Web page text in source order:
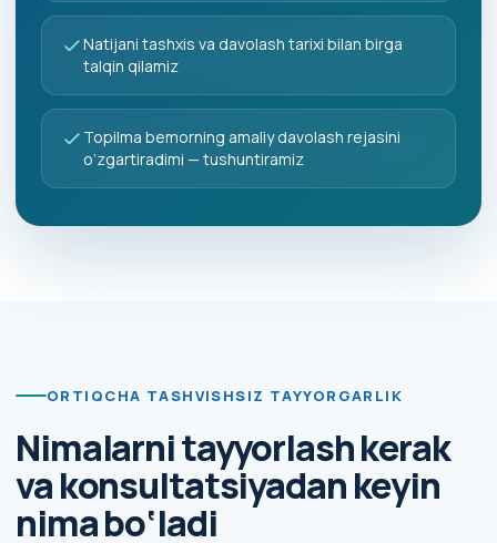
Natijani tashxis va davolash tarixi bilan birga
talqin qilamiz
Topilma bemorning amaliy davolash rejasini
o‘zgartiradimi — tushuntiramiz
ORTIQCHA TASHVISHSIZ TAYYORGARLIK
Nimalarni tayyorlash kerak
va konsultatsiyadan keyin
nima bo‘ladi